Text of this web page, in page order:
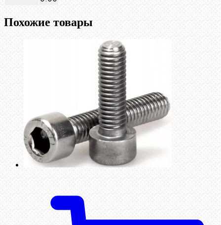
Похожие товары